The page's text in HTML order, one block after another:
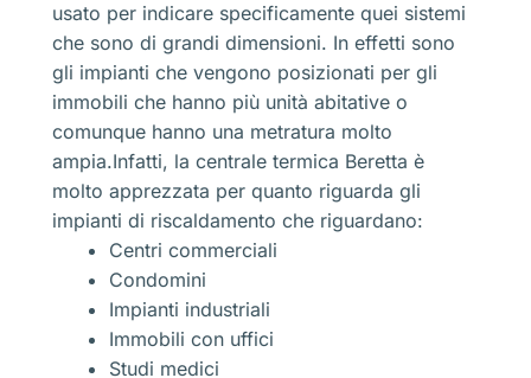
usato per indicare specificamente quei sistemi
che sono di grandi dimensioni. In effetti sono
gli impianti che vengono posizionati per gli
immobili che hanno più unità abitative o
comunque hanno una metratura molto
ampia.Infatti, la centrale termica Beretta è
molto apprezzata per quanto riguarda gli
impianti di riscaldamento che riguardano:
Centri commerciali
Condomini
Impianti industriali
Immobili con uffici
Studi medici